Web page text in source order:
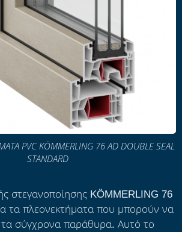
PVC KÖMMERLING 76 AD DOUBLE SEAL
STANDARD
στεγανοποίησης KÖMMERLING 76
τα πλεονεκτήματα που μπορούν να
σύγχρονα παράθυρα. Αυτό το